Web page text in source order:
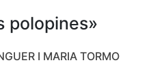
polopines»
I MARIA TORMO